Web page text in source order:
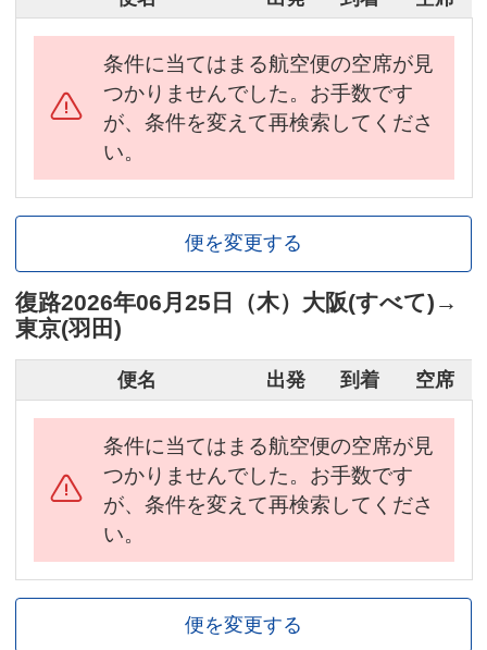
条件に当てはまる航空便の空席が見
つかりませんでした。お手数です
が、条件を変えて再検索してくださ
い。
便を変更する
復路2026年06月25日（木） 大阪(すべて) →
東京(羽田)
便名 出発 到着 空席
条件に当てはまる航空便の空席が見
つかりませんでした。お手数です
が、条件を変えて再検索してくださ
い。
便を変更する